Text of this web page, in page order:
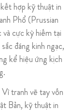
hợp kỹ thuật in
Phổ (Prussian
cực kỳ hiếm tại
đáng kinh ngạc,
kể hiệu ứng kịch
tranh vẽ tay vốn
Bản, kỹ thuật in